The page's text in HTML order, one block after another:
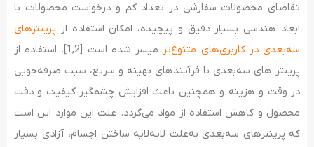
تقاضای محصولات سفارشی در تعداد کم و درخواست محصولات با
ابعاد هندسی بسیار دقیق و پیچیده، امکان استفاده از پرینترهای
سه‌بعدی در کاربری­‌های متنوع‌تر
میسر شده است [1,2]. استفاده از
پرینتر های سه‌بعدی با فرآیندهای بهینه و سریع، سبب صرفه‌جویی
در وقت و هزینه و همچنین باعث افزایش چشمگیر کیفیت و دقت
محصول و کاهش استفاده از مواد می‌گردد. علت این موارد این است
که پرینترهای سه‌بعدی به‌علت لایه‌لایه ساختن اجسام، آزادی بسیار